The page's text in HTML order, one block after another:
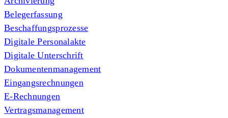
Belegerfassung
Beschaffungsprozesse
Digitale Personalakte
Digitale Unterschrift
Dokumentenmanagement
Eingangsrechnungen
E-Rechnungen
Vertragsmanagement